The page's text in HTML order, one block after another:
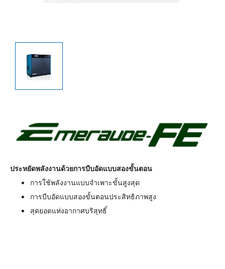
ประหยัดพลังงานด้วยการบีบอัดแบบสองขั้นตอน
การใช้พลังงานแบบจำเพาะขั้นสูงสุด
การบีบอัดแบบสองขั้นตอนประสิทธิภาพสูง
สุดยอดแห่งอากาศบริสุทธิ์